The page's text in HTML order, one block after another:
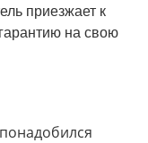
приезжает к
на свою